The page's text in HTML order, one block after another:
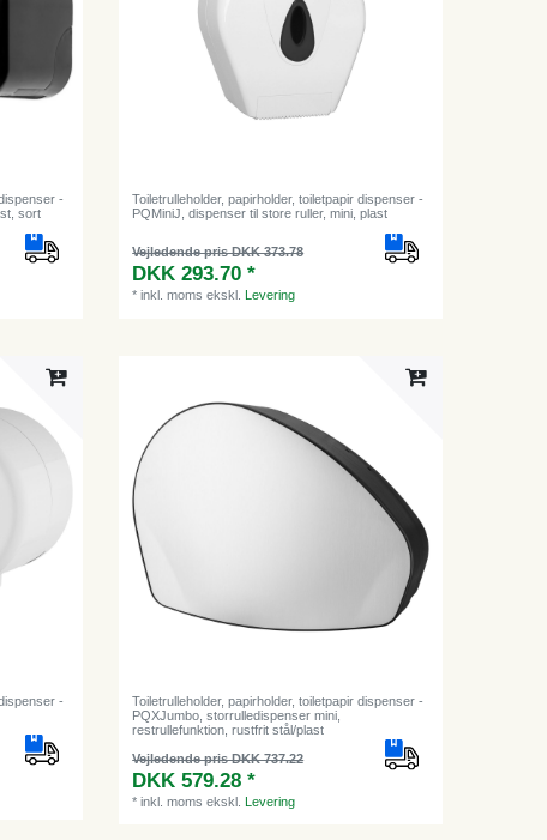
-
sort
Toiletrulleholder, papirholder, toiletpapir dispenser -
PQMiniJ, dispenser til store ruller, mini, plast
Vejledende pris DKK 373.78
DKK 293.70 *
*inkl. moms ekskl. Levering
-
Toiletrulleholder, papirholder, toiletpapir dispenser -
PQXJumbo, storrulledispenser mini,
restrullefunktion, rustfrit stål/plast
Vejledende pris DKK 737.22
DKK 579.28 *
*inkl. moms ekskl.Levering